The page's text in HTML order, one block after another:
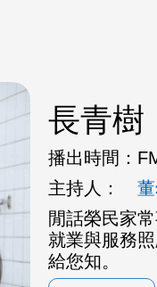
長青樹
播出時間：
主持人：
閒話榮民家
就業與服務
給您知。